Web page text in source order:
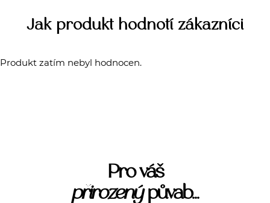
Jak produkt hodnotí zákazníci
Produkt zatím nebyl hodnocen.
Pro váš
přirozenýpůvab...